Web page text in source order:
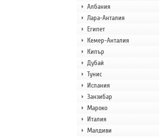
Албания
Лара-Анталия
Египет
Кемер-Анталия
Кипър
Дубай
Тунис
Испания
Занзибар
Мароко
Италия
Малдиви